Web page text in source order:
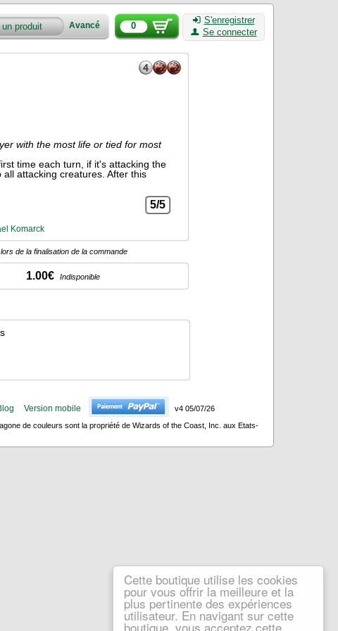
Cette boutique utilise les cookies
pour vous offrir la meilleure et la
plus pertinente des expériences
utilisateur. En navigant sur cette
boutique, vous acceptez cette
Avancé 0
S'enregistrer
Se connecter
with the most life or tied for most
time each turn, if it's attacking the
attacking creatures. After this
5/5
Komarck
de la finalisation de la commande
1.00€ Indisponible
Version mobile
v4 05/07/26
de couleurs sont la propriété de Wizards of the Coast, Inc. aux Etats-